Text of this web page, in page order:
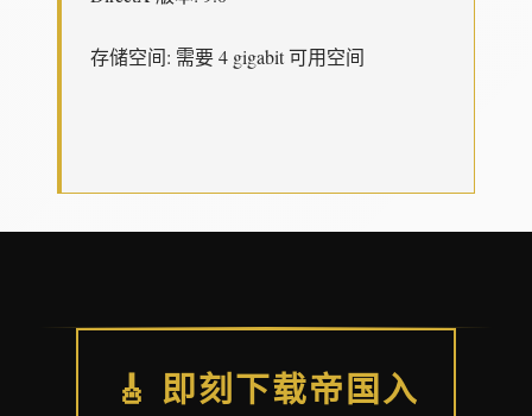
存储空间: 需要 4 gigabit 可用空间
🎸 即刻下载帝国入